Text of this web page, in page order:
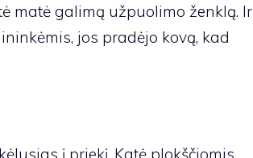
matė galimą užpuolimo ženklą. Ir
jos pradėjo kovą, kad